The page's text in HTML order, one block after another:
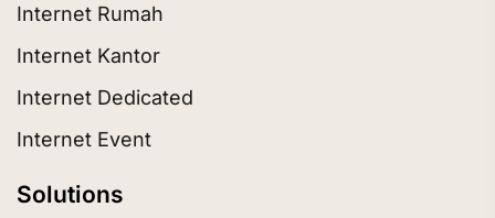
Internet Rumah
Internet Kantor
Internet Dedicated
Internet Event
Solutions